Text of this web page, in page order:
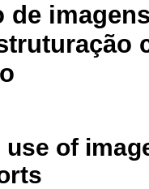
de
use of